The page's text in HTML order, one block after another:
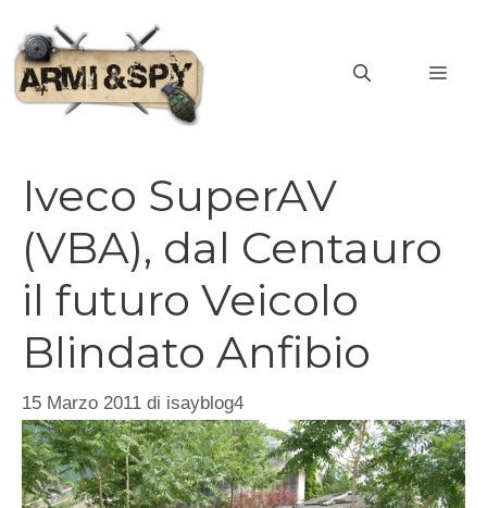
contenuto
Iveco SuperAV
(VBA), dal Centauro
il futuro Veicolo
Blindato Anfibio
15 Marzo 2011 di isayblog4